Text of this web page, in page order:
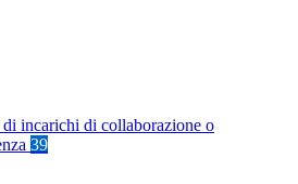
incarichi di collaborazione o
39